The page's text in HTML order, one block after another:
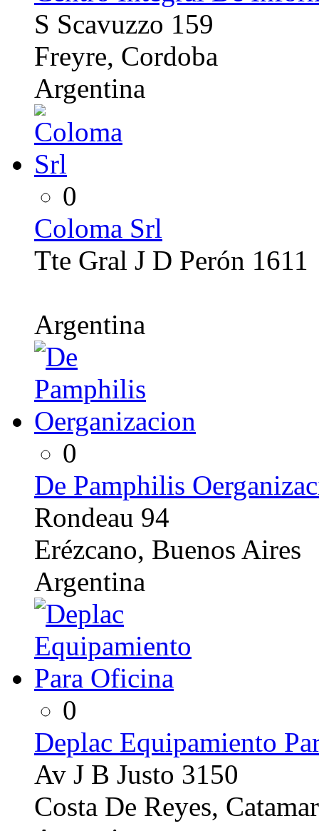
S Scavuzzo 159
Freyre, Cordoba
Argentina
0
Coloma Srl
Tte Gral J D Perón 1611
Argentina
0
De Pamphilis
Rondeau 94
Erézcano, Buenos Aires
Argentina
0
Deplac Equipamiento
Av J B Justo 3150
Costa De Reyes,